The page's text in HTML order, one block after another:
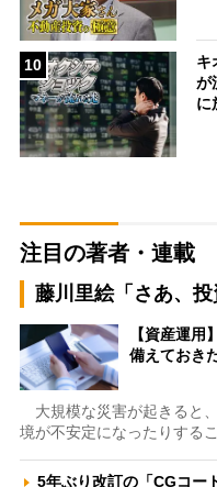
10
キ
が
に
注目の著者・連載
藤川里絵「さあ、投
【資産運用
備えておき
大規模な災害が起きると
境が不安定になったりする
5年ぶり改訂の「CGコー